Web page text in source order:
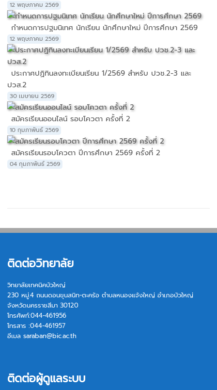
12 พฤษภาคม 2569
กำหนดการปฐมนิเทศ นักเรียน นักศึกษาใหม่ ปีการศึกษา 2569
12 พฤษภาคม 2569
ประกาศปฏิทินลงทะเบียนเรียน 1/2569 สำหรับ ปวช.2-3 และ
ปวส.2
30 เมษายน 2569
สมัครเรียนออนไลน์ รอบโควตา ครั้งที่ 2
10 กุมภาพันธ์ 2569
สมัครเรียนรอบโควตา ปีการศึกษา 2569 ครั้งที่ 2
04 กุมภาพันธ์ 2569
ติดต่อวิทยาลัย
วิทยาลัยเทคนิคบัวใหญ่
230 หมู่.4 ถนนดอนขุนสนิท-ตะคร้อ ตำบลหนองแจ้งใหญ่ อำเภอบัวใหญ่
จังหวัดนครราชสีมา 30120
โทรศัพท์:044-461956
โทรสาร :044-461957
อีเมล saraban@bic.ac.th
ติดต่อผู้ดูแลระบบ